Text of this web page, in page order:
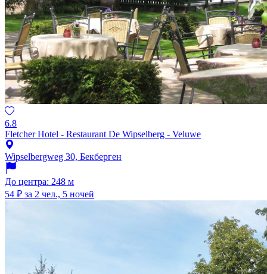
6.8
Fletcher Hotel - Restaurant De Wipselberg - Veluwe
Wipselbergweg 30, Бекберген
До центра: 248 м
54 ₽ за 2 чел., 5 ночей